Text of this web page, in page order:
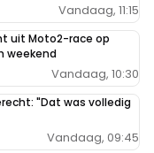
Vandaag, 11:15
uit Moto2-race op
weekend
Vandaag, 10:30
"Dat was volledig
Vandaag, 09:45